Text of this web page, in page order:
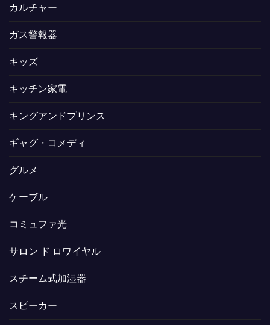
カルチャー
ガス警報器
キッズ
キッチン家電
キングアンドプリンス
ギャグ・コメディ
グルメ
ケーブル
コミュファ光
サロン ド ロワイヤル
スチーム式加湿器
スピーカー